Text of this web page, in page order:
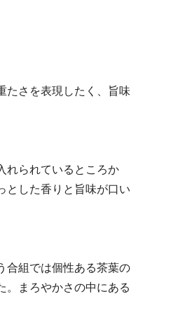
たさを表現したく、旨味
れられているところか
とした香りと旨味が口い
合組では個性ある茶葉の
。まろやかさの中にある